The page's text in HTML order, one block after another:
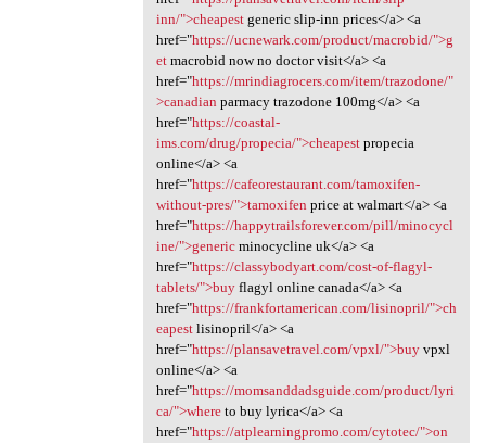
inn/">cheapestgeneric slip-inn prices</a> <a
href="https://ucnewark.com/product/macrobid/">g
etmacrobid now no doctor visit</a> <a
href="https://mrindiagrocers.com/item/trazodone/"
>canadian parmacy trazodone 100mg</a> <a
href="https://coastal-
ims.com/drug/propecia/">cheapestpropecia
online</a> <a
href="https://cafeorestaurant.com/tamoxifen-
without-pres/">tamoxifen price at walmart</a> <a
href="https://happytrailsforever.com/pill/minocycl
ine/">genericminocycline uk</a> <a
href="https://classybodyart.com/cost-of-flagyl-
tablets/">buyflagyl online canada</a> <a
href="https://frankfortamerican.com/lisinopril/">ch
eapestlisinopril</a> <a
href="https://plansavetravel.com/vpxl/">buyvpxl
online</a> <a
href="https://momsanddadsguide.com/product/lyri
ca/">whereto buy lyrica</a> <a
href="https://atplearningpromo.com/cytotec/">on